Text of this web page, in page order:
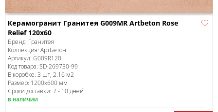
Керамогранит Гранитея G009MR Artbeton Rose
Relief 120x60
Бренд: Гранитея
Коллекция: АртБетон
Артикул: G009R120
Код товара: SD-269730-99
В коробке: 3 шт, 2.16 м2
Размер: 1200x600 мм
Сроки доставки: 7 - 10 дней
в наличии